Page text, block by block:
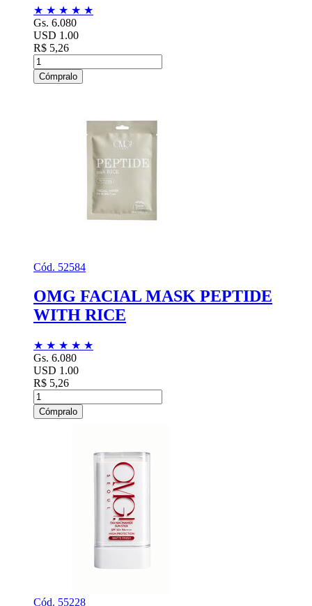
★ ★ ★ ★ ★
Gs. 6.080
USD 1.00
R$ 5,26
Cómpralo
Cód. 52584
OMG FACIAL MASK PEPTIDE
WITH RICE
★ ★ ★ ★ ★
Gs. 6.080
USD 1.00
R$ 5,26
Cómpralo
Cód. 55228